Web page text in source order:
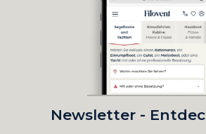
Newsletter -